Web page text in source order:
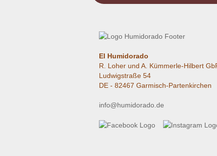
El Humidorado
R. Loher und A. Kümmerle-Hilbert
Ludwigstraße 54
DE - 82467 Garmisch-Partenkirchen
info@humidorado.de